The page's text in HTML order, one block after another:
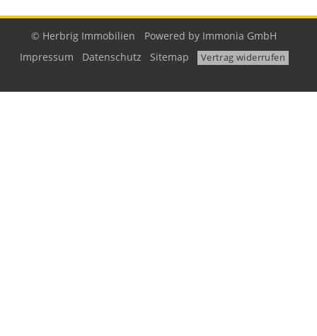
© Herbrig Immobilien Powered by Immonia GmbH
Impressum
Datenschutz Sitemap Vertrag widerrufen